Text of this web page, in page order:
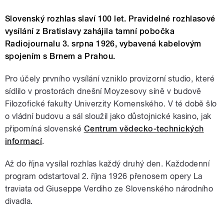
Slovenský rozhlas slaví 100 let. Pravidelné rozhlasové
vysílání z Bratislavy zahájila tamní pobočka
Radiojournalu 3. srpna 1926, vybavená kabelovým
spojením s Brnem a Prahou.
Pro účely prvního vysílání vzniklo provizorní studio, které
sídlilo v prostorách dnešní Moyzesovy síně v budově
Filozofické fakulty Univerzity Komenského. V té době šlo
o vládní budovu a sál sloužil jako důstojnické kasino, jak
připomíná slovenské Centrum vědecko-technických
informací.
Až do října vysílal rozhlas každý druhý den. Každodenní
program odstartoval 2. října 1926 přenosem opery La
traviata od Giuseppe Verdiho ze Slovenského národního
divadla.